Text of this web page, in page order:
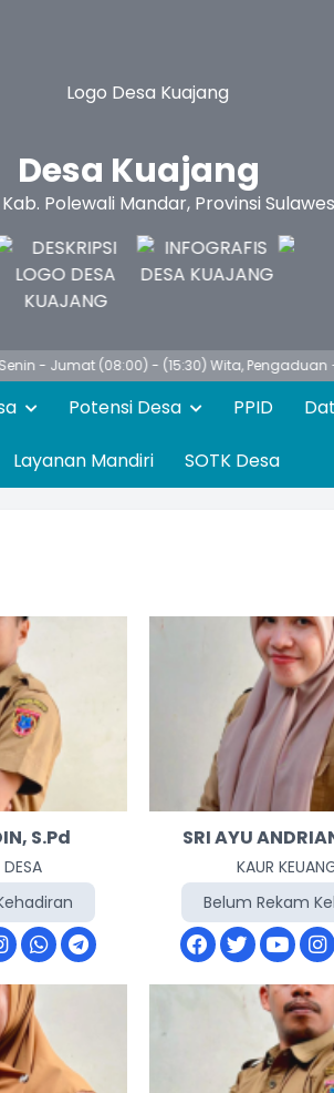
Desa Kuajang
Polewali Mandar, Provinsi
(08:00) - (15:30) Wita, Pengaduan +62
Potensi Desa PPID
Layanan Mandiri SOTK Desa
S.Pd
DESA
SRI AYU
KAUR
Belum Rekam